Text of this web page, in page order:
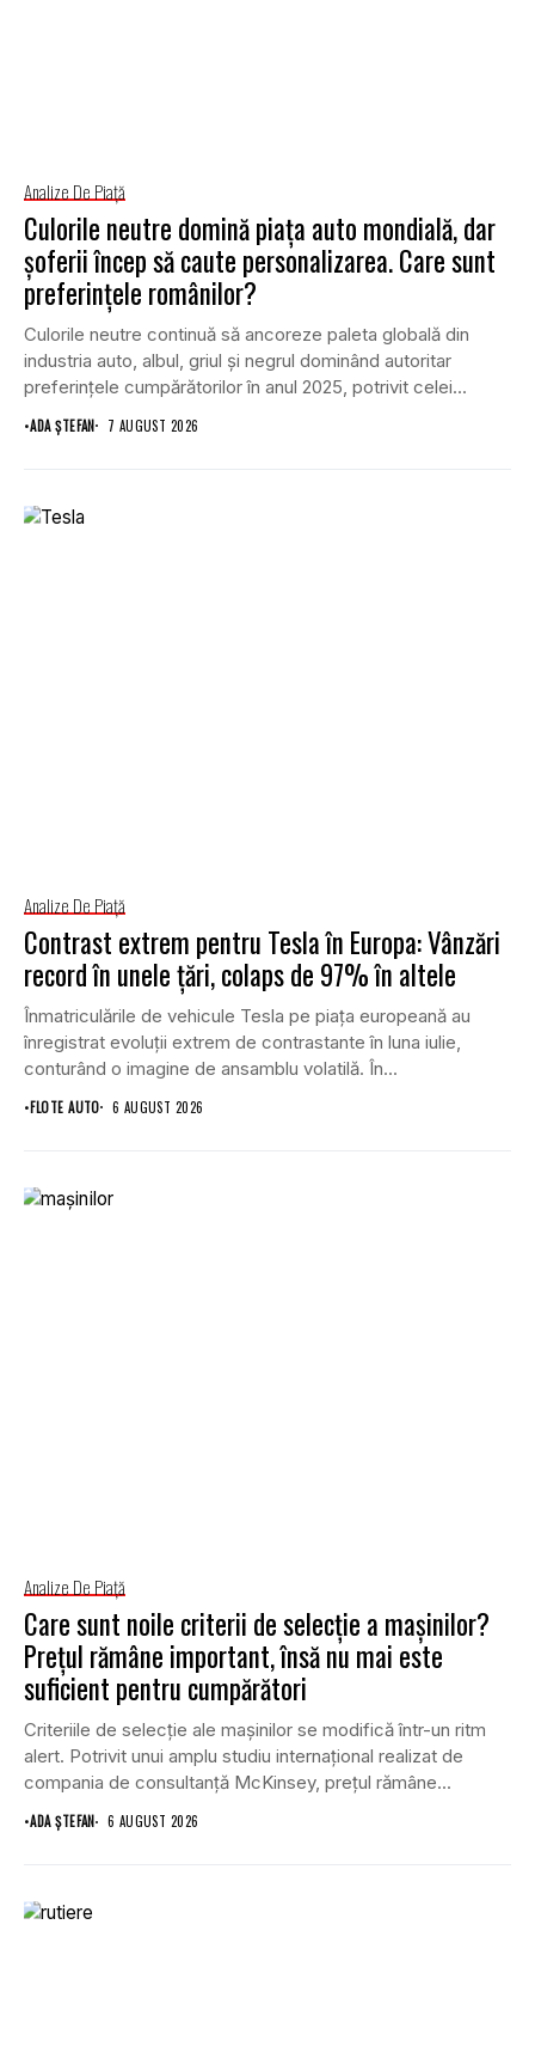
Analize De Piață
Culorile neutre domină piața auto mondială, dar
șoferii încep să caute personalizarea. Care sunt
preferințele românilor?
Culorile neutre continuă să ancoreze paleta globală din
industria auto, albul, griul și negrul dominând autoritar
preferințele cumpărătorilor în anul 2025, potrivit celei...
•ADA ȘTEFAN 7 AUGUST 2026
Analize De Piață
Contrast extrem pentru Tesla în Europa: Vânzări
record în unele țări, colaps de 97% în altele
Înmatriculările de vehicule Tesla pe piața europeană au
înregistrat evoluții extrem de contrastante în luna iulie,
conturând o imagine de ansamblu volatilă. În...
•FLOTE AUTO 6 AUGUST 2026
Analize De Piață
Care sunt noile criterii de selecție a mașinilor?
Prețul rămâne important, însă nu mai este
suficient pentru cumpărători
Criteriile de selecție ale mașinilor se modifică într-un ritm
alert. Potrivit unui amplu studiu internațional realizat de
compania de consultanță McKinsey, prețul rămâne...
•ADA ȘTEFAN 6 AUGUST 2026